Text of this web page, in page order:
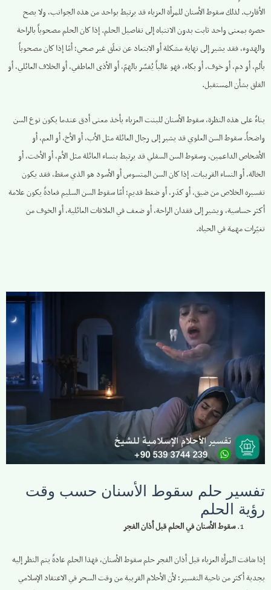
الأقارب. لذلك سقوط الأسنان للمرأة العزباء قد يرتبط بواحد من هذه الجوانب، ولا يصح
حصره بمعنى واحد ثابت بدون الانتباه إلى تفاصيل الحلم. إذا كان الحلم مصحوباً بالراحة
والهدوء، فقد يشير إلى نهاية مشكلة أو الابتعاد عن تعلّق غير صحي؛ أمّا إذا كان مصحوباً
بألم، أو دم، أو خوف، أو بكاء، فهو غالباً يُفسَّر بالهمّ، أو الأذى العاطفي، أو الخلاف العائلي، أو
القلق بشأن المستقبل.
بناءً على هذه النظرة، سقوط الأسنان للبنت العزباء يأخذ معنى أدق عندما يكون نوع السن
واضحاً. سقوط السن العلوي قد يشير إلى رجال العائلة مثل الأب، أو الأخ، أو العم، أو
الأشخاص الداعمين، وسقوط السن السفلي قد يرتبط بنساء العائلة مثل الأم، أو الأخت، أو
الخالة، أو النساء القريبات. إذا كان السن المتسوس أو الأسود هو الذي سقط، فقد يكون
تفسيره الخلاص من ضيق، أو كدَر، أو ضغط قديم؛ أمّا سقوط السن السليم فعادةً يكون علامة
أكثر حساسية، ويشير إلى فقدان الراحة، أو ضعف في العلاقات العائلية، أو الخوف من
تغيّرات مهمة في الحياة.
تفسير حلم سقوط الأسنان حسب وقت
رؤية الحلم
سقوط الأسنان في الحلم قبل أذان الفجر
إذا شافت المرأة العزباء قبل أذان الفجر حلم سقوط الأسنان، فهذا الحلم عادةً يتم النظر إليه
بجدية أكثر من ناحية التفسير؛ لأن الأحلام القريبة من وقت السحر في الاعتقاد الإسلامي